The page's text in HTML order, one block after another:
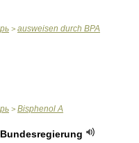
> ausweisen durch BPA
> Bisphenol A